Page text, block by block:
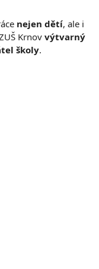
nejen dětí, ale i
Krnovvýtvarný
školy.